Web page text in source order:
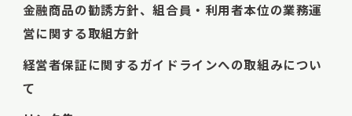
金融商品の勧誘方針、組合員・利用者本位の業務運
営に関する取組方針
経営者保証に関するガイドラインへの取組みについ
て